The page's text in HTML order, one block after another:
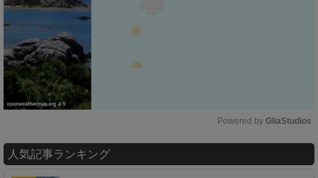
u
Powered by GliaStudios
人気記事ランキング